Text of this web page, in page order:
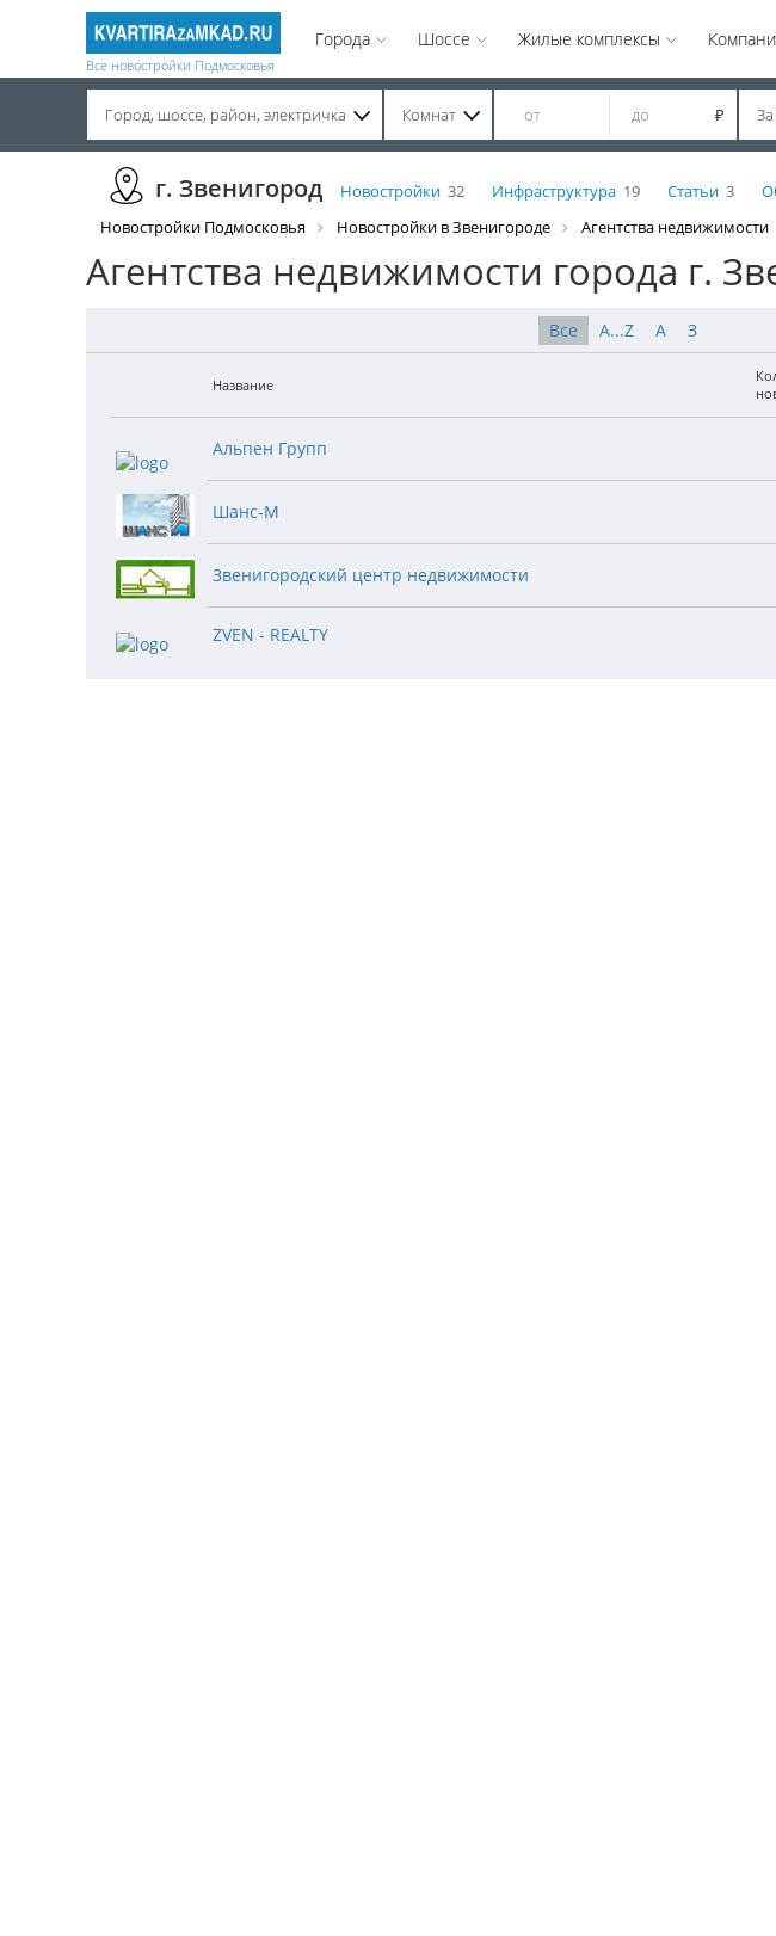
Все новостройки Подмосковья
Города Шоссе Жилые комплексы
Город, шоссе, район, электричка Комнат ₽
г. Звенигород Новостройки 32 Инфраструктура 19 Статьи 3
Новостройки Подмосковья
Новостройки в Звенигороде Агентства недвижимости
Агентства недвижимости города г.
Все A...Z А З
Название
Альпен Групп
Шанс-М
Звенигородский центр недвижимости
ZVEN - REALTY